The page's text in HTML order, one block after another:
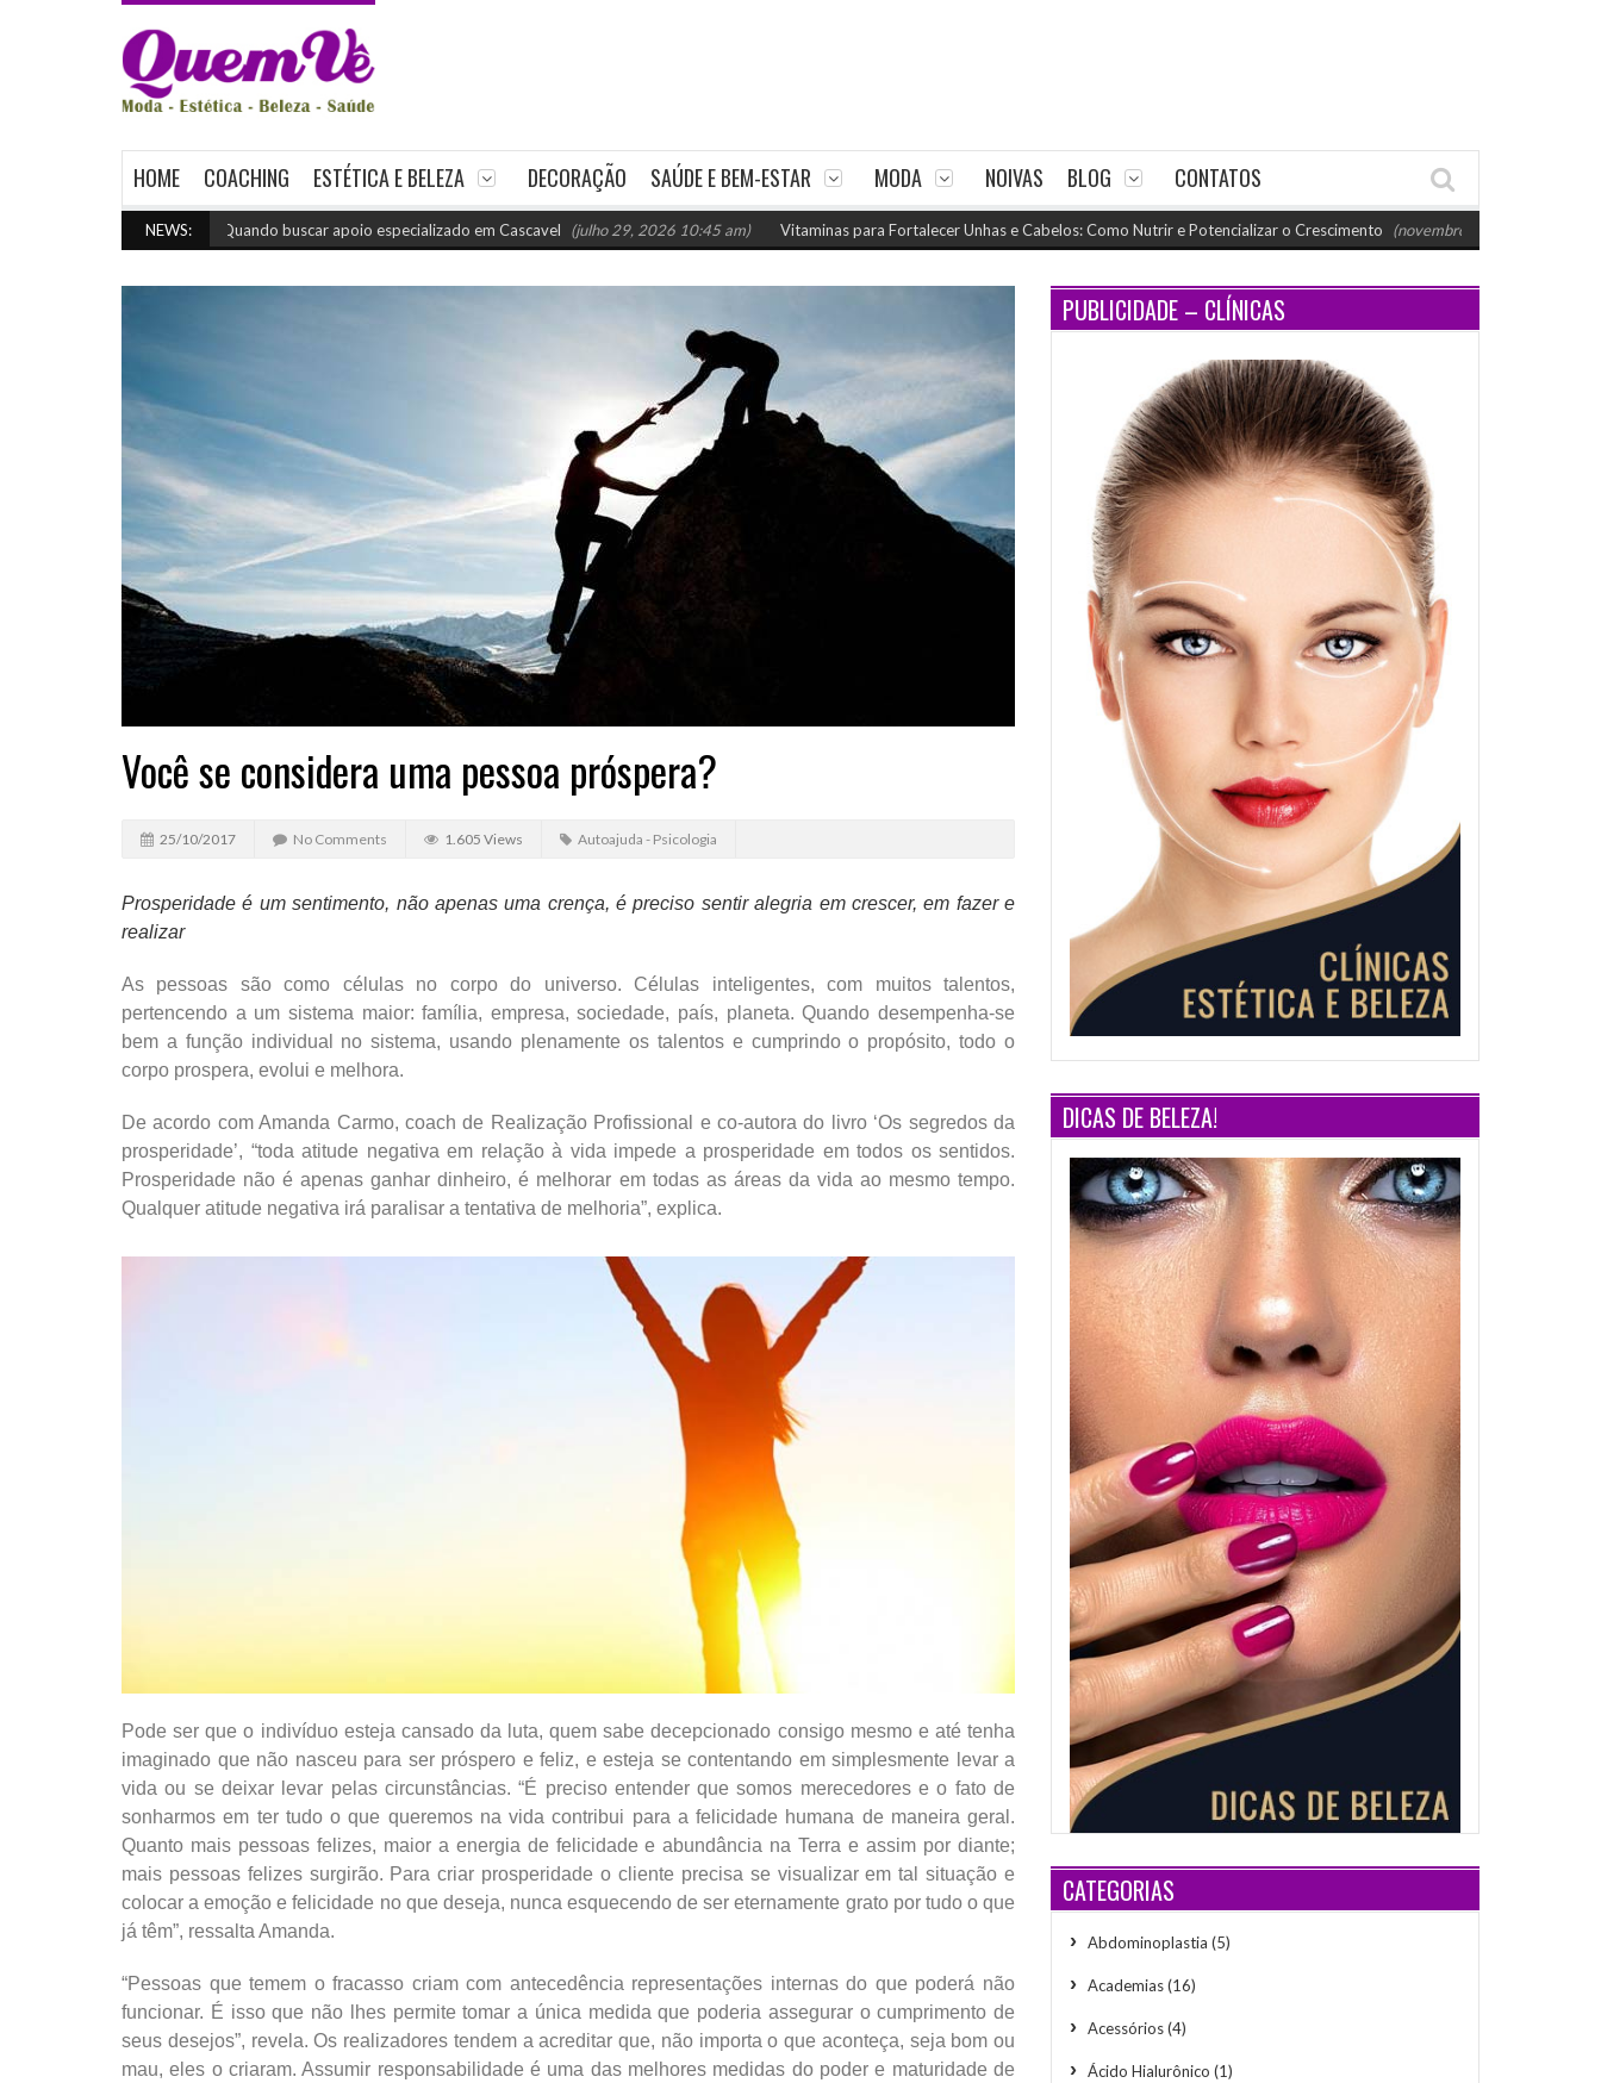
HOME COACHING ESTÉTICA E BELEZA DECORAÇÃO SAÚDE E BEM-ESTAR MODA NOIVAS BLOG CONTATOS
NEWS:
Quando buscar apoio especializado em Cascavel (julho 29, 2026 10:45 am) Vitaminas para Fortalecer Unhas e Cabelos: Como Nutrir e Potencializar o Crescimento (novembro 26, 2024 11:18 am)
Você se considera uma pessoa próspera?
25/10/2017 No Comments 1.605 Views Autoajuda - Psicologia
Prosperidade é um sentimento, não apenas uma crença, é preciso sentir alegria em crescer, em fazer e
realizar
As pessoas são como células no corpo do universo. Células inteligentes, com muitos talentos,
pertencendo a um sistema maior: família, empresa, sociedade, país, planeta. Quando desempenha-se
bem a função individual no sistema, usando plenamente os talentos e cumprindo o propósito, todo o
corpo prospera, evolui e melhora.
De acordo com Amanda Carmo, coach de Realização Profissional e co-autora do livro ‘Os segredos da
prosperidade’, “toda atitude negativa em relação à vida impede a prosperidade em todos os sentidos.
Prosperidade não é apenas ganhar dinheiro, é melhorar em todas as áreas da vida ao mesmo tempo.
Qualquer atitude negativa irá paralisar a tentativa de melhoria”, explica.
Pode ser que o indivíduo esteja cansado da luta, quem sabe decepcionado consigo mesmo e até tenha
imaginado que não nasceu para ser próspero e feliz, e esteja se contentando em simplesmente levar a
vida ou se deixar levar pelas circunstâncias. “É preciso entender que somos merecedores e o fato de
sonharmos em ter tudo o que queremos na vida contribui para a felicidade humana de maneira geral.
Quanto mais pessoas felizes, maior a energia de felicidade e abundância na Terra e assim por diante;
mais pessoas felizes surgirão. Para criar prosperidade o cliente precisa se visualizar em tal situação e
colocar a emoção e felicidade no que deseja, nunca esquecendo de ser eternamente grato por tudo o que
já têm”, ressalta Amanda.
“Pessoas que temem o fracasso criam com antecedência representações internas do que poderá não
funcionar. É isso que não lhes permite tomar a única medida que poderia assegurar o cumprimento de
seus desejos”, revela. Os realizadores tendem a acreditar que, não importa o que aconteça, seja bom ou
mau, eles o criaram. Assumir responsabilidade é uma das melhores medidas do poder e maturidade de
PUBLICIDADE – CLÍNICAS
DICAS DE BELEZA!
CATEGORIAS
Abdominoplastia (5)
Academias(16)
Acessórios(4)
Ácido Hialurônico (1)